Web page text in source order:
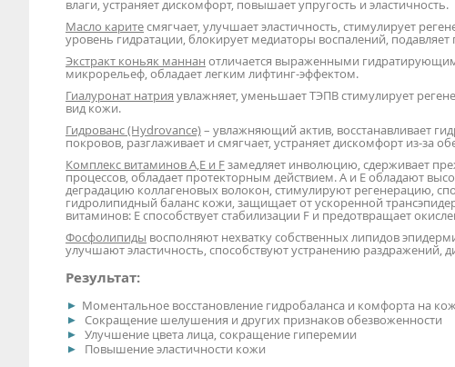
влаги, устраняет дискомфорт, повышает упругость и эластичность.
Масло каритесмягчает, улучшает эластичность, стимулирует
уровень гидратации, блокирует медиаторы воспалений,
Экстракт коньяк маннан отличается выраженными
микрорельеф, обладает легким лифтинг-эффектом.
Гиалуронат натрия увлажняет, уменьшает ТЭПВ стимулирует
вид кожи.
Гидрованс (Hydrovance)– увлажняющий актив, восстанавливает
покровов, разглаживает и смягчает, устраняет дискомфорт из-за
Комплекс витаминов А,Е и Fзамедляет инволюцию, сдерживает
процессов, обладает протекторным действием. А и Е обладают
деградацию коллагеновых волокон, стимулируют регенерацию,
гидролипидный баланс кожи, защищает от ускоренной
витаминов: Е способствует стабилизации F и предотвращает
Фосфолипиды восполняют нехватку собственных липидов
улучшают эластичность, способствуют устранению раздражений,
Результат:
Моментальное восстановление гидробаланса и комфорта на
Сокращение шелушения и других признаков обезвоженности
Улучшение цвета лица, сокращение гиперемии
Повышение эластичности кожи